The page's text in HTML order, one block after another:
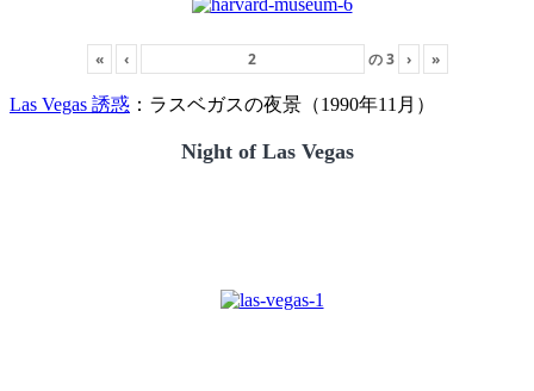
« ‹ の3 › »
Las Vegas 誘惑 ：ラスベガスの夜景（1990年11月）
Night of Las Vegas